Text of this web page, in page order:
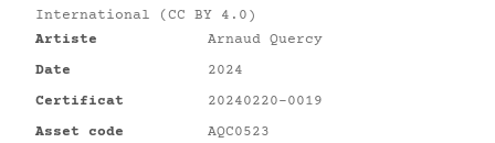
International (CC BY 4.0)
Artiste
Arnaud Quercy
Date
2024
Certificat
20240220-0019
Asset code
AQC0523